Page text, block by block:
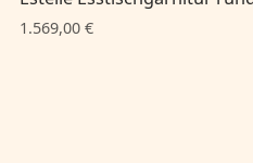
1.569,00 €